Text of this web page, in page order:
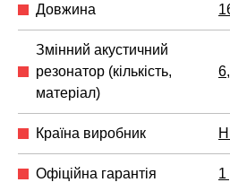
Довжина
Змінний акустичний
резонатор (кількість,
матеріал)
Країна виробник
Офіційна гарантія 1